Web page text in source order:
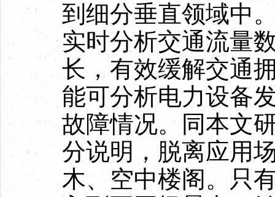
到细分垂直领域中
实时分析交通流量
长，有效缓解交通
能可分析电力设备
故障情况。同本文
分说明，脱离应用
木、空中楼阁。只